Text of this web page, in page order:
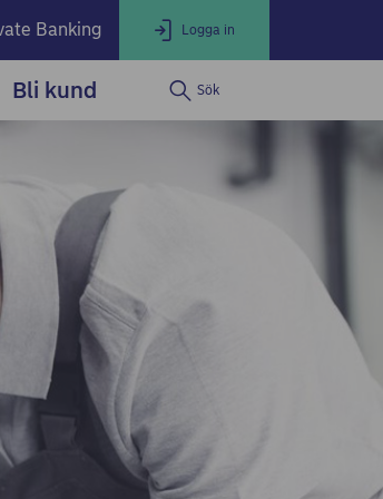
Banking Logga in
Business
in i nätbanken
Bli kund Sök